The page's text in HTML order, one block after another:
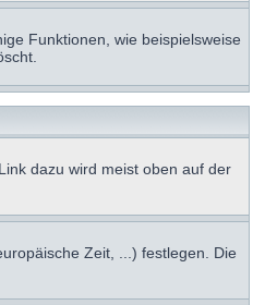
Funktionen, wie beispielsweise
dazu wird meist oben auf der
Zeit, ...) festlegen. Die